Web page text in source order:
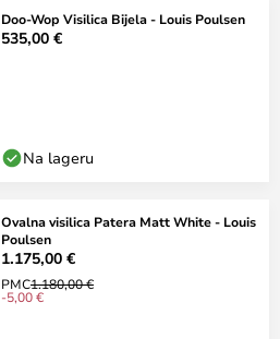
Doo-Wop Visilica Bijela - Louis Poulsen
535,00 €
Na lageru
Ovalna visilica Patera Matt White - Louis
Poulsen
1.175,00 €
PMC1.180,00 €
-5,00 €